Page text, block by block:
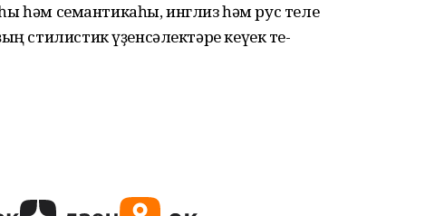
һәм семантикаһы, инглиз һәм рус теле
стилис­тик үҙенсәлектәре кеүек те­